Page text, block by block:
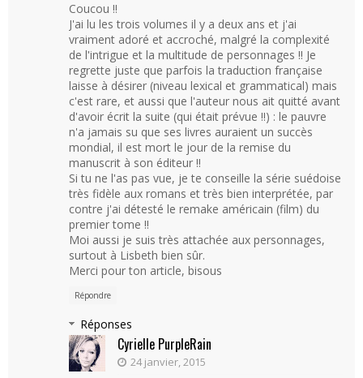
Coucou !!
J'ai lu les trois volumes il y a deux ans et j'ai
vraiment adoré et accroché, malgré la complexité
de l'intrigue et la multitude de personnages !! Je
regrette juste que parfois la traduction française
laisse à désirer (niveau lexical et grammatical) mais
c'est rare, et aussi que l'auteur nous ait quitté avant
d'avoir écrit la suite (qui était prévue !!) : le pauvre
n'a jamais su que ses livres auraient un succès
mondial, il est mort le jour de la remise du
manuscrit à son éditeur !!
Si tu ne l'as pas vue, je te conseille la série suédoise
très fidèle aux romans et très bien interprétée, par
contre j'ai détesté le remake américain (film) du
premier tome !!
Moi aussi je suis très attachée aux personnages,
surtout à Lisbeth bien sûr.
Merci pour ton article, bisous
Répondre
Réponses
Cyrielle PurpleRain
24 janvier, 2015